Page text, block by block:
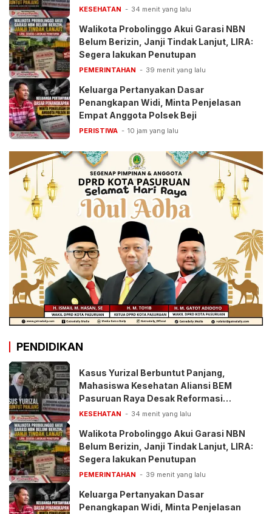
Pelayanan BPJS
KESEHATAN 34 menit yang lalu
Walikota Probolinggo Akui Garasi NBN
Belum Berizin, Janji Tindak Lanjut, LIRA:
Segera lakukan Penutupan
PEMERINTAHAN 39 menit yang lalu
Keluarga Pertanyakan Dasar
Penangkapan Widi, Minta Penjelasan
Empat Anggota Polsek Beji
PERISTIWA 10 jam yang lalu
PENDIDIKAN
Kasus Yurizal Berbuntut Panjang,
Mahasiswa Kesehatan Aliansi BEM
Pasuruan Raya Desak Reformasi
Pelayanan BPJS
KESEHATAN 34 menit yang lalu
Walikota Probolinggo Akui Garasi NBN
Belum Berizin, Janji Tindak Lanjut, LIRA:
Segera lakukan Penutupan
PEMERINTAHAN 39 menit yang lalu
Keluarga Pertanyakan Dasar
Penangkapan Widi, Minta Penjelasan